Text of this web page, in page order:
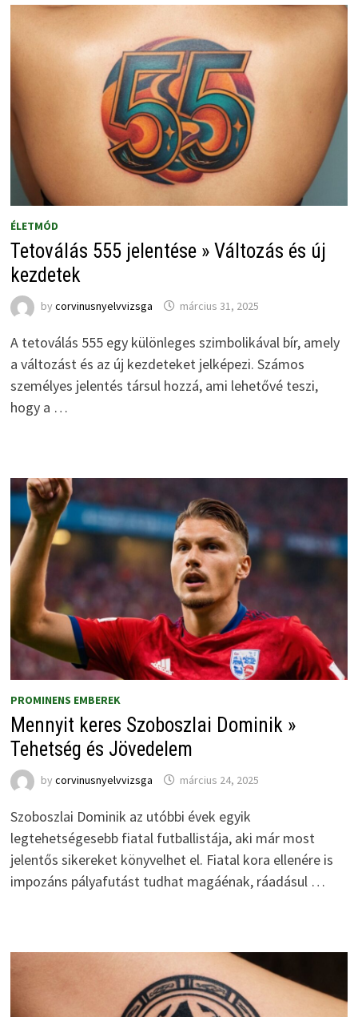
ÉLETMÓD
Tetoválás 555 jelentése » Változás és új
kezdetek
by corvinusnyelvvizsga március 31, 2025
A tetoválás 555 egy különleges szimbolikával bír, amely
a változást és az új kezdeteket jelképezi. Számos
személyes jelentés társul hozzá, ami lehetővé teszi,
hogy a …
PROMINENS EMBEREK
Mennyit keres Szoboszlai Dominik »
Tehetség és Jövedelem
by corvinusnyelvvizsga március 24, 2025
Szoboszlai Dominik az utóbbi évek egyik
legtehetségesebb fiatal futballistája, aki már most
jelentős sikereket könyvelhet el. Fiatal kora ellenére is
impozáns pályafutást tudhat magáénak, ráadásul …